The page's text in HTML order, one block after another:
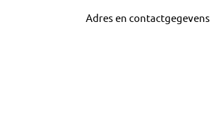
Adres en contactgegevens